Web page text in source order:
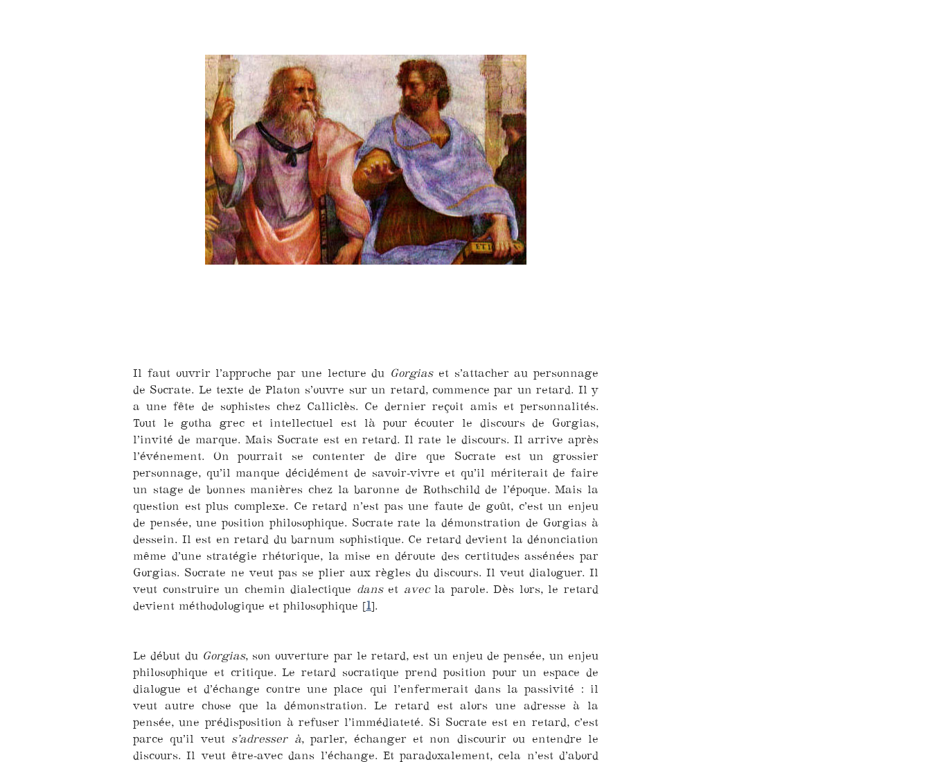
Il faut ouvrir l’approche par une lecture du Gorgiaset s’attacher au personnage
de Socrate. Le texte de Platon s’ouvre sur un retard, commence par un retard. Il y
a une fête de sophistes chez Calliclès. Ce dernier reçoit amis et personnalités.
Tout le gotha grec et intellectuel est là pour écouter le discours de Gorgias,
l’invité de marque. Mais Socrate est en retard. Il rate le discours. Il arrive après
l’événement. On pourrait se contenter de dire que Socrate est un grossier
personnage, qu’il manque décidément de savoir-vivre et qu’il mériterait de faire
un stage de bonnes manières chez la baronne de Rothschild de l’époque. Mais la
question est plus complexe. Ce retard n’est pas une faute de goût, c’est un enjeu
de pensée, une position philosophique. Socrate rate la démonstration de Gorgias à
dessein. Il est en retard du barnum sophistique. Ce retard devient la dénonciation
même d’une stratégie rhétorique, la mise en déroute des certitudes assénées par
Gorgias. Socrate ne veut pas se plier aux règles du discours. Il veut dialoguer. Il
veut construire un chemin dialectique danset avecla parole. Dès lors, le retard
devient méthodologique et philosophique [1].
Le début du Gorgias, son ouverture par le retard, est un enjeu de pensée, un enjeu
philosophique et critique. Le retard socratique prend position pour un espace de
dialogue et d’échange contre une place qui l’enfermerait dans la passivité : il
veut autre chose que la démonstration. Le retard est alors une adresse à la
pensée, une prédisposition à refuser l’immédiateté. Si Socrate est en retard, c’est
parce qu’il veut s’adresser à, parler, échanger et non discourir ou entendre le
discours. Il veut être-avec dans l’échange. Et paradoxalement, cela n’est d’abord